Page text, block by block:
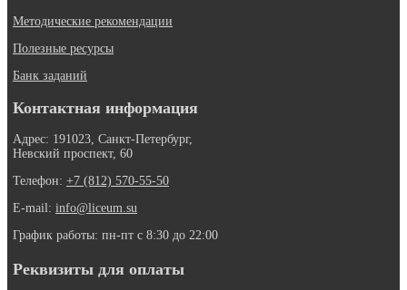
Методические рекомендации
Полезные ресурсы
Банк заданий
Контактная информация
Адрес: 191023, Санкт-Петербург,
Невский проспект, 60
Телефон: +7 (812) 570-55-50
E-mail: info@liceum.su
График работы: пн-пт с 8:30 до 22:00
Реквизиты для оплаты